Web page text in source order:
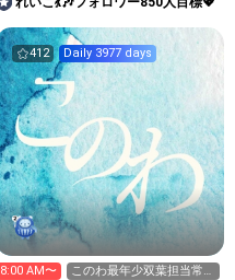
412 Daily 3977 days
8:00 AM〜
このわ最年少双葉担当常葉